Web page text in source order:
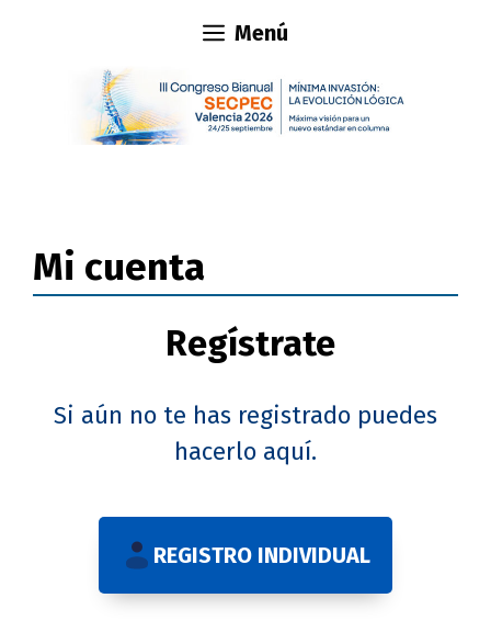
Menú
Mi cuenta
Regístrate
Si aún no te has registrado puedes
hacerlo aquí.
REGISTRO INDIVIDUAL